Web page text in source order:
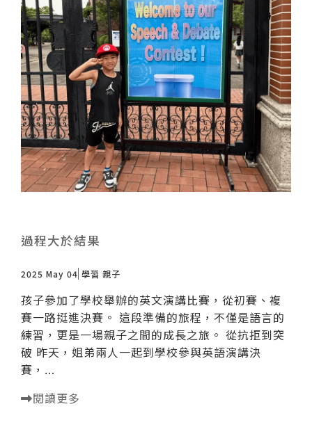
過程大於結果
2025 May 04 學習 親子
孩子參加了學校舉辦的英文演講比賽，從初賽、複
賽一路挺進決賽。 這段準備的旅程，不僅是語言的
練習，更是一場親子之間的成長之旅。 從抗拒到突
破 昨天，姐弟兩人一起到學校參與英語演講決
賽，...
閱讀更多